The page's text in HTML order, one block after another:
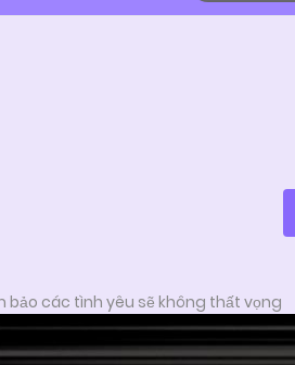
bảo các tình yêu sẽ không thất vọng